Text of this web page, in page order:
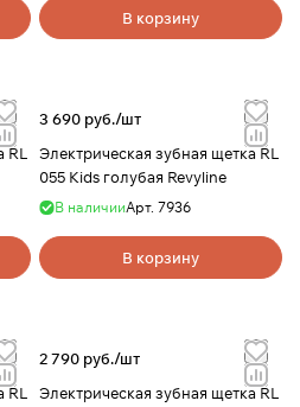
В корзину
3 690 руб./шт
Электрическая зубная щетка RL
055 Kids голубая Revyline
В наличииАрт. 7936
В корзину
2 790 руб./шт
Электрическая зубная щетка RL